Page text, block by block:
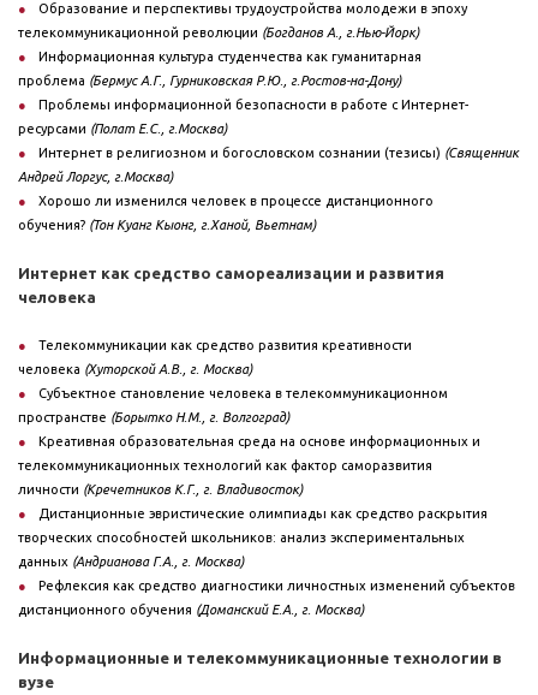
Образование и перспективы трудоустройства молодежи в эпоху
телекоммуникационной революции (Богданов А., г.Нью-Йорк)
Информационная культура студенчества как гуманитарная
проблема (Бермус А.Г., Гурниковская Р.Ю., г.Ростов-на-Дону)
Проблемы информационной безопасности в работе с Интернет-
ресурсами (Полат Е.С., г.Москва)
Интернет в религиозном и богословском сознании (тезисы) (Священник
Андрей Лоргус, г.Москва)
Хорошо ли изменился человек в процессе дистанционного
обучения? (Тон Куанг Кыонг, г.Ханой, Вьетнам)
Интернет как средство самореализации и развития
человека
Телекоммуникации как средство развития креативности
человека (Хуторской А.В., г. Москва)
Субъектное становление человека в телекоммуникационном
пространстве (Борытко Н.М., г. Волгоград)
Креативная образовательная среда на основе информационных и
телекоммуникационных технологий как фактор саморазвития
личности (Кречетников К.Г., г. Владивосток)
Дистанционные эвристические олимпиады как средство раскрытия
творческих способностей школьников: анализ экспериментальных
данных (Андрианова Г.А., г. Москва)
Рефлексия как средство диагностики личностных изменений субъектов
дистанционного обучения (Доманский Е.А., г. Москва)
Информационные и телекоммуникационные технологии в
вузе